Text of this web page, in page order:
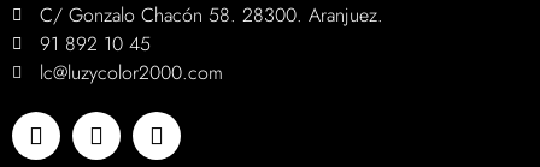
C/ Gonzalo Chacón 58. 28300. Aranjuez.
91 892 10 45
lc@luzycolor2000.com